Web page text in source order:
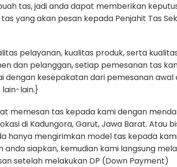
tas, jadi anda dapat memberikan
yang akan pesan kepada Penjahit Tas
pelayanan, kualitas produk, serta
dan pelanggan, setiap pemesanan tas
dengan kesepakatan dari pemesanan awal
lain-lain.}
memesan tas kepada kami dengan
di Kadungora, Garut, Jawa Barat. Atau
hanya mengirimkan model tas kepada
siapkan, kemudian kami langsung
setelah melakukan DP (Down Payment)